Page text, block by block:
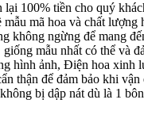
lại 100% tiền cho quý
mã hoa và chất lượng
không ngừng để mang
mẫu nhất có thể và
hình ảnh, Điện hoa xinh
thận để đảm bảo khi
bị dập nát dù là 1